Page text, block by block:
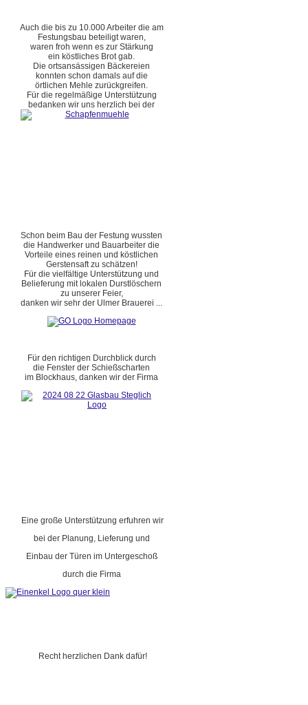
Auch die bis zu 10.000 Arbeiter die am
Festungsbau beteiligt waren,
waren froh wenn es zur Stärkung
ein köstliches Brot gab.
Die ortsansässigen Bäckereien
konnten schon damals auf die
örtlichen Mehle zurückgreifen.
Für die regelmäßige Unterstützung
bedanken wir uns herzlich bei der
Schon beim Bau der Festung wussten
die Handwerker und Bauarbeiter die
Vorteile eines reinen und köstlichen
Gerstensaft zu schätzen!
Für die vielfältige Unterstützung und
Belieferung mit lokalen Durstlöschern
zu unserer Feier,
danken wir sehr der Ulmer Brauerei ...
Für den richtigen Durchblick durch
die Fenster der Schießscharten
im Blockhaus, danken wir der Firma
Eine große Unterstützung erfuhren wir
bei der Planung, Lieferung und
Einbau der Türen im Untergeschoß
durch die Firma
Recht herzlichen Dank dafür!